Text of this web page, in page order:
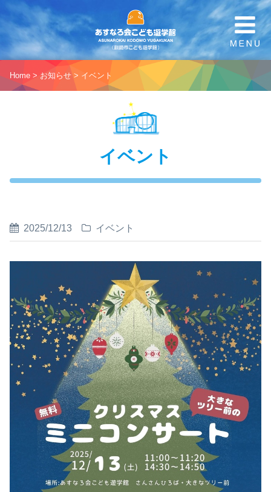
Home > お知らせ > イベント
イベント
2025/12/13 イベント